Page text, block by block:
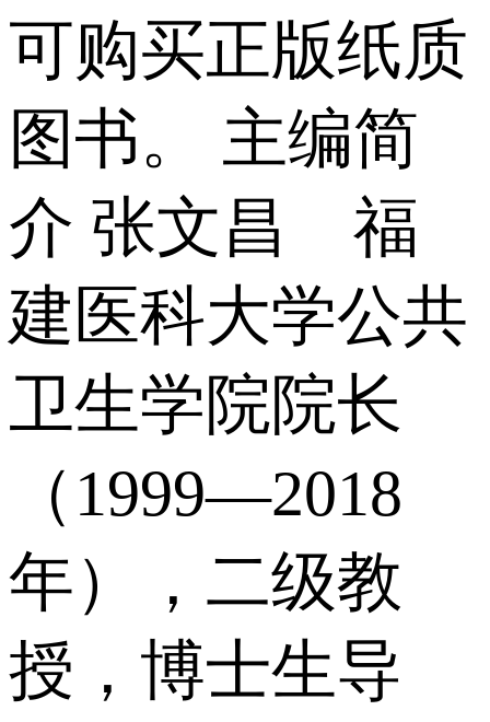
可购买正版纸质
图书。 主编简
介 张文昌 福
建医科大学公共
卫生学院院长
（1999—2018
年），二级教
授，博士生导